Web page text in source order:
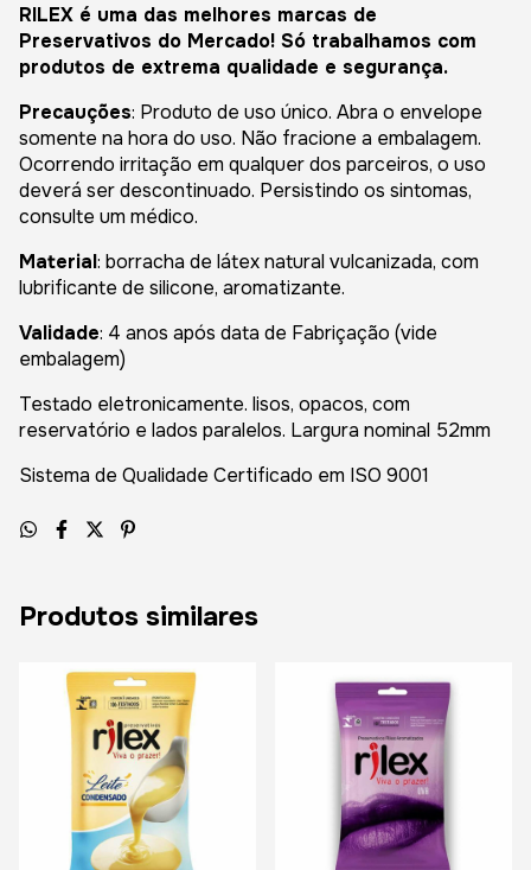
RILEX é uma das melhores marcas de
Preservativos do Mercado! Só trabalhamos com
produtos de extrema qualidade e segurança.
Precauções: Produto de uso único. Abra o envelope
somente na hora do uso. Não fracione a embalagem.
Ocorrendo irritação em qualquer dos parceiros, o uso
deverá ser descontinuado. Persistindo os sintomas,
consulte um médico.
Material: borracha de látex natural vulcanizada, com
lubrificante de silicone, aromatizante.
Validade: 4 anos após data de Fabriçação (vide
embalagem)
Testado eletronicamente. lisos, opacos, com
reservatório e lados paralelos. Largura nominal 52mm
Sistema de Qualidade Certificado em ISO 9001
Produtos similares